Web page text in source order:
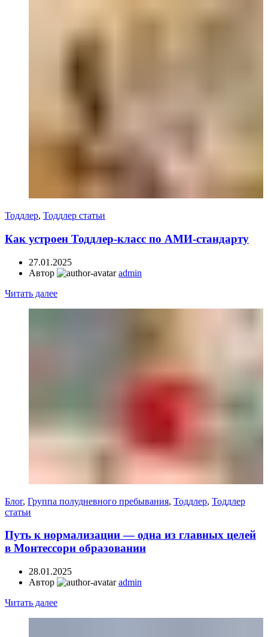
Тоддлер, Тоддлер статьи
Как устроен Тоддлер-класс по АМИ-стандарту
27.01.2025
Автор
admin
Читать далее
Блог, Группа полудневного пребывания, Тоддлер, Тоддлер
статьи
Путь к нормализации — одна из главных целей
в Монтессори образовании
28.01.2025
Автор
admin
Читать далее